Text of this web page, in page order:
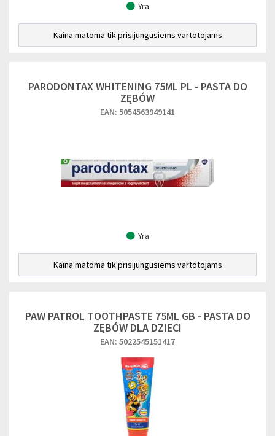
Yra
Kaina matoma tik prisijungusiems vartotojams
PARODONTAX WHITENING 75ML PL - PASTA DO
ZĘBÓW
EAN: 5054563949141
Yra
Kaina matoma tik prisijungusiems vartotojams
PAW PATROL TOOTHPASTE 75ML GB - PASTA DO
ZĘBÓW DLA DZIECI
EAN: 5022545151417